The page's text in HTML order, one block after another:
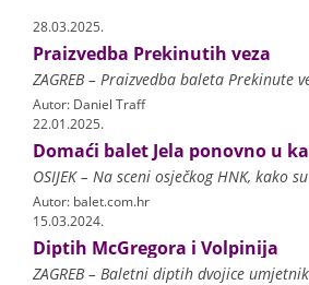
28.03.2025.
Praizvedba Prekinutih veza
Autor: Daniel Traff
22.01.2025.
Domaći balet Jela ponovno u
Autor: balet.com.hr
15.03.2024.
Diptih McGregora i Volpinija